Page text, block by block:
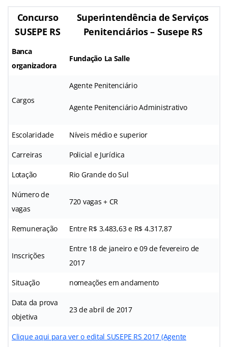
Concurso
SUSEPE RS
Superintendência de Serviços
Penitenciários – Susepe RS
Banca
organizadora
Fundação La Salle
Cargos
Agente Penitenciário
Agente Penitenciário Administrativo
Escolaridade Níveis médio e superior
Carreiras Policial e Jurídica
Lotação Rio Grande do Sul
Número de
vagas
720 vagas + CR
Remuneração Entre R$ 3.483,63 e R$ 4.317,87
Inscrições
Entre 18 de janeiro e 09 de fevereiro de
2017
Situação nomeações em andamento
Data da prova
objetiva
23 de abril de 2017
Clique aqui para ver o edital SUSEPE RS 2017 (Agente